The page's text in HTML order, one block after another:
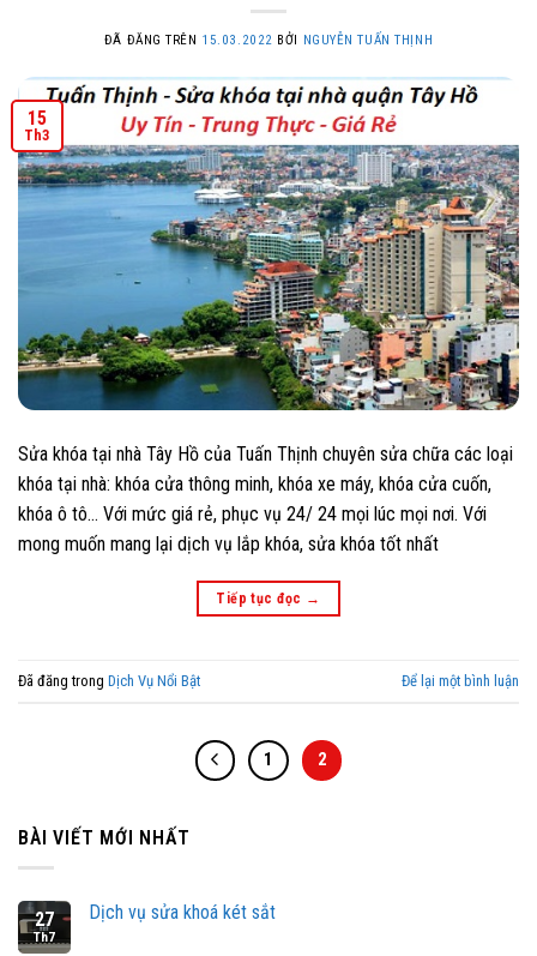
ĐÃ ĐĂNG TRÊN 15.03.2022 BỞI NGUYỄN TUẤN THỊNH
15
Th3
Sửa khóa tại nhà Tây Hồ của Tuấn Thịnh chuyên sửa chữa các loại
khóa tại nhà: khóa cửa thông minh, khóa xe máy, khóa cửa cuốn,
khóa ô tô… Với mức giá rẻ, phục vụ 24/ 24 mọi lúc mọi nơi. Với
mong muốn mang lại dịch vụ lắp khóa, sửa khóa tốt nhất
Tiếp tục đọc →
Đã đăng trong Dịch Vụ Nổi Bật Để lại một bình luận
1 2
BÀI VIẾT MỚI NHẤT
27
Th7
Dịch vụ sửa khoá két sắt